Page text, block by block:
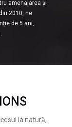
amenajarea și
2010, ne
de 5 ani,
la natură,